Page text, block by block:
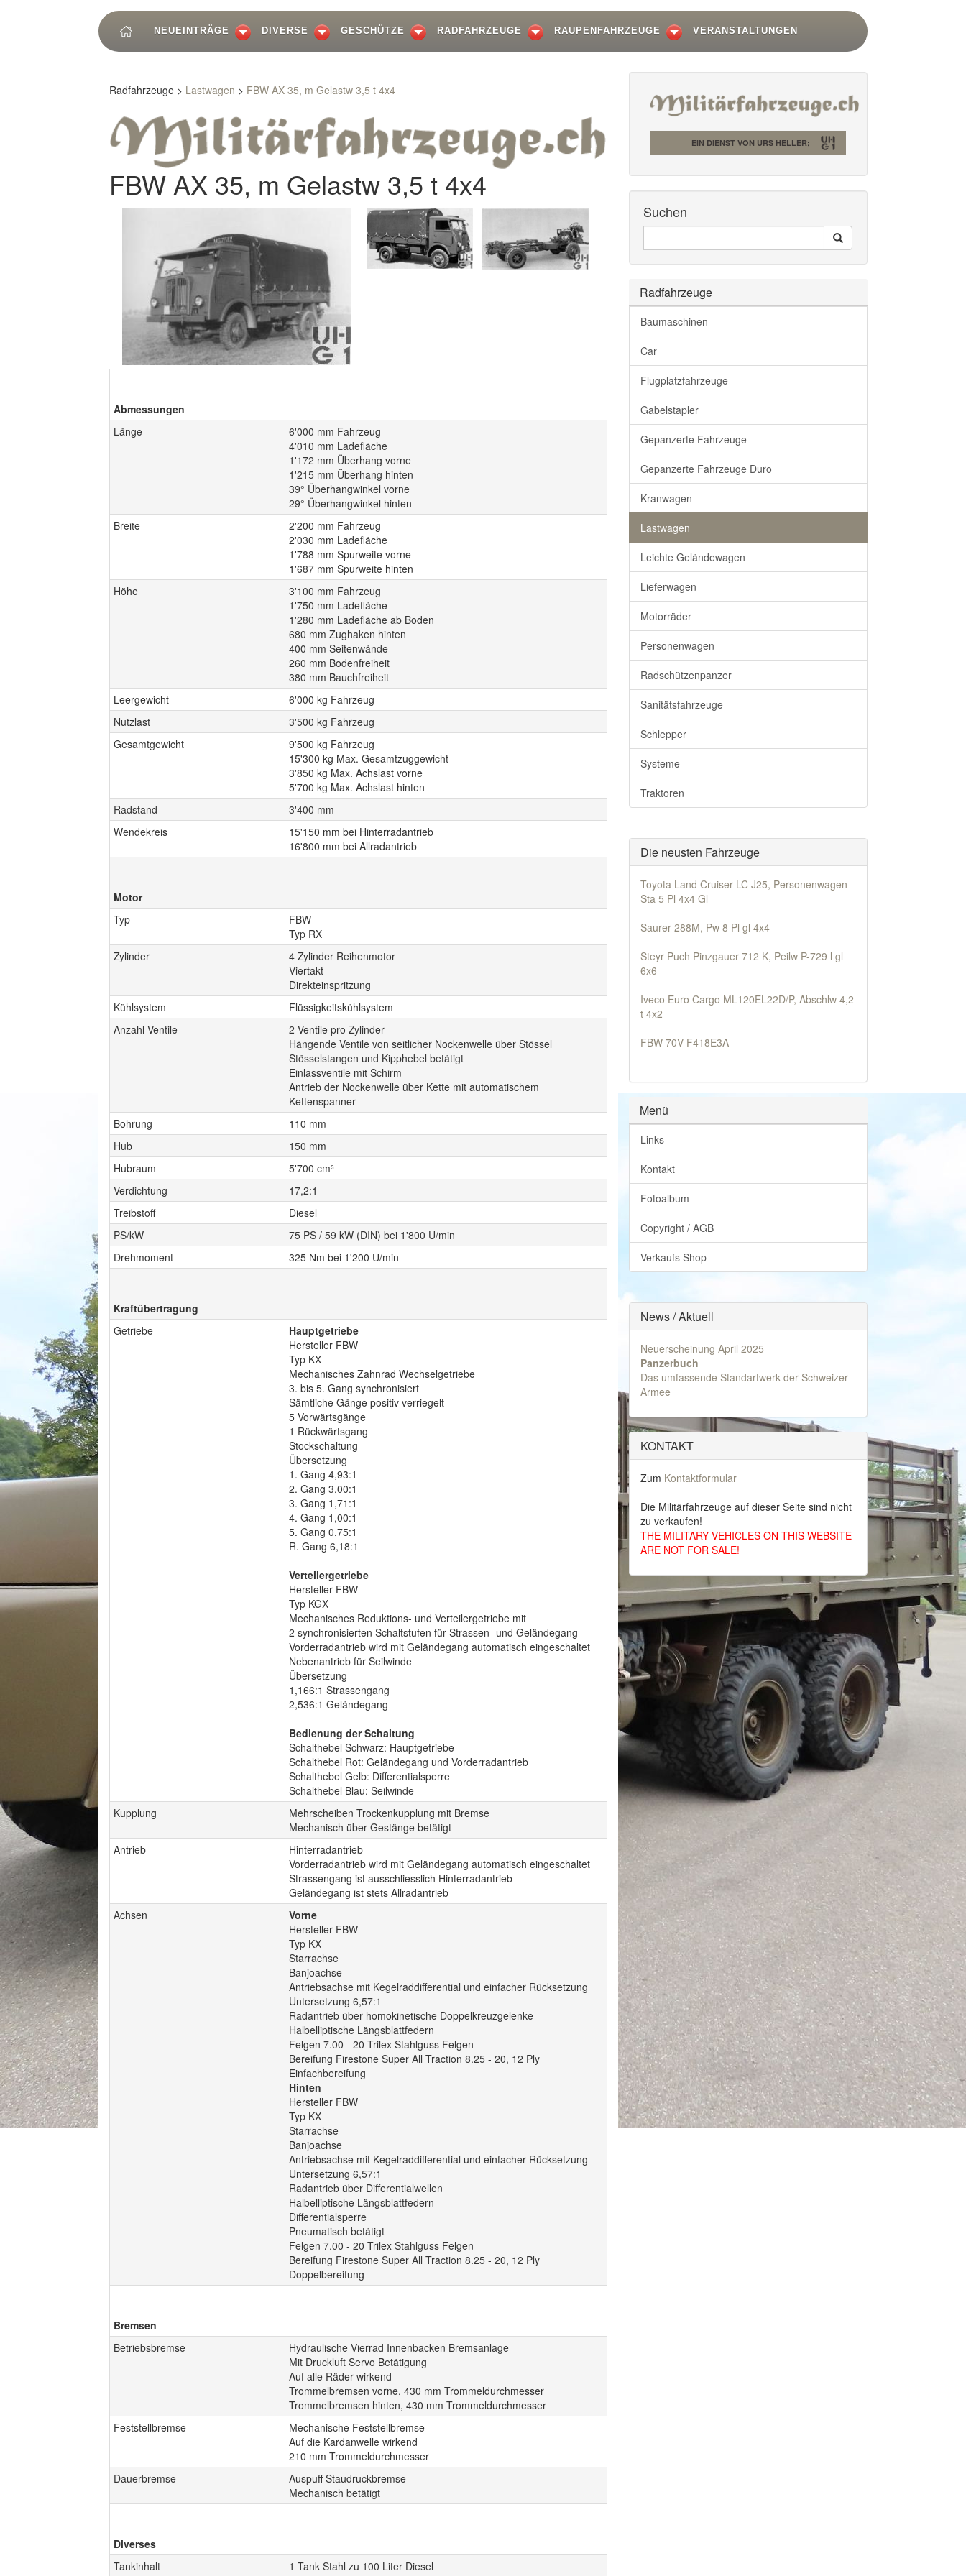
NEUEINTRÄGE DIVERSE GESCHÜTZE RADFAHRZEUGE RAUPENFAHRZEUGE VERANSTALTUNGEN
Radfahrzeuge > Lastwagen > FBW AX 35, m Gelastw 3,5 t 4x4
FBW AX 35, m Gelastw 3,5 t 4x4
Abmessungen
Länge
6'000 mm Fahrzeug
4'010 mm Ladefläche
1'172 mm Überhang vorne
1'215 mm Überhang hinten
39° Überhangwinkel vorne
29° Überhangwinkel hinten
Breite
2'200 mm Fahrzeug
2'030 mm Ladefläche
1'788 mm Spurweite vorne
1'687 mm Spurweite hinten
Höhe
3'100 mm Fahrzeug
1'750 mm Ladefläche
1'280 mm Ladefläche ab Boden
680 mm Zughaken hinten
400 mm Seitenwände
260 mm Bodenfreiheit
380 mm Bauchfreiheit
Leergewicht
6'000 kg Fahrzeug
Nutzlast
3'500 kg Fahrzeug
Gesamtgewicht
9'500 kg Fahrzeug
15'300 kg Max. Gesamtzuggewicht
3'850 kg Max. Achslast vorne
5'700 kg Max. Achslast hinten
Radstand
3'400 mm
Wendekreis
15'150 mm bei Hinterradantrieb
16'800 mm bei Allradantrieb
Motor
Typ
FBW
Typ RX
Zylinder
4 Zylinder Reihenmotor
Viertakt
Direkteinspritzung
Kühlsystem
Flüssigkeitskühlsystem
Anzahl Ventile
2 Ventile pro Zylinder
Hängende Ventile von seitlicher Nockenwelle über Stössel
Stösselstangen und Kipphebel betätigt
Einlassventile mit Schirm
Antrieb der Nockenwelle über Kette mit automatischem
Kettenspanner
Bohrung
110 mm
Hub
150 mm
Hubraum
5'700 cm³
Verdichtung
17,2:1
Treibstoff
Diesel
PS/kW
75 PS / 59 kW (DIN) bei 1'800 U/min
Drehmoment
325 Nm bei 1'200 U/min
Kraftübertragung
Getriebe
Hauptgetriebe
Hersteller FBW
Typ KX
Mechanisches Zahnrad Wechselgetriebe
3. bis 5. Gang synchronisiert
Sämtliche Gänge positiv verriegelt
5 Vorwärtsgänge
1 Rückwärtsgang
Stockschaltung
Übersetzung
1. Gang 4,93:1
2. Gang 3,00:1
3. Gang 1,71:1
4. Gang 1,00:1
5. Gang 0,75:1
R. Gang 6,18:1
Verteilergetriebe
Hersteller FBW
Typ KGX
Mechanisches Reduktions- und Verteilergetriebe mit
2 synchronisierten Schaltstufen für Strassen- und Geländegang
Vorderradantrieb wird mit Geländegang automatisch eingeschaltet
Nebenantrieb für Seilwinde
Übersetzung
1,166:1 Strassengang
2,536:1 Geländegang
Bedienung der Schaltung
Schalthebel Schwarz: Hauptgetriebe
Schalthebel Rot: Geländegang und Vorderradantrieb
Schalthebel Gelb: Differentialsperre
Schalthebel Blau: Seilwinde
Kupplung
Mehrscheiben Trockenkupplung mit Bremse
Mechanisch über Gestänge betätigt
Antrieb
Hinterradantrieb
Vorderradantrieb wird mit Geländegang automatisch eingeschaltet
Strassengang ist ausschliesslich Hinterradantrieb
Geländegang ist stets Allradantrieb
Achsen
Vorne
Hersteller FBW
Typ KX
Starrachse
Banjoachse
Antriebsachse mit Kegelraddifferential und einfacher Rücksetzung
Untersetzung 6,57:1
Radantrieb über homokinetische Doppelkreuzgelenke
Halbelliptische Längsblattfedern
Felgen 7.00 - 20 Trilex Stahlguss Felgen
Bereifung Firestone Super All Traction 8.25 - 20, 12 Ply
Einfachbereifung
Hinten
Hersteller FBW
Typ KX
Starrachse
Banjoachse
Antriebsachse mit Kegelraddifferential und einfacher Rücksetzung
Untersetzung 6,57:1
Radantrieb über Differentialwellen
Halbelliptische Längsblattfedern
Differentialsperre
Pneumatisch betätigt
Felgen 7.00 - 20 Trilex Stahlguss Felgen
Bereifung Firestone Super All Traction 8.25 - 20, 12 Ply
Doppelbereifung
Bremsen
Betriebsbremse
Hydraulische Vierrad Innenbacken Bremsanlage
Mit Druckluft Servo Betätigung
Auf alle Räder wirkend
Trommelbremsen vorne, 430 mm Trommeldurchmesser
Trommelbremsen hinten, 430 mm Trommeldurchmesser
Feststellbremse
Mechanische Feststellbremse
Auf die Kardanwelle wirkend
210 mm Trommeldurchmesser
Dauerbremse
Auspuff Staudruckbremse
Mechanisch betätigt
Diverses
Tankinhalt
1 Tank Stahl zu 100 Liter Diesel
EIN DIENST VON URS HELLER;
Suchen
Durchsuchen
Search
Radfahrzeuge
Baumaschinen
Car
Flugplatzfahrzeuge
Gabelstapler
Gepanzerte Fahrzeuge
Gepanzerte Fahrzeuge Duro
Kranwagen
Lastwagen
Leichte Geländewagen
Lieferwagen
Motorräder
Personenwagen
Radschützenpanzer
Sanitätsfahrzeuge
Schlepper
Systeme
Traktoren
Die neusten Fahrzeuge
Toyota Land Cruiser LC J25, Personenwagen
Sta 5 Pl 4x4 Gl
Saurer 288M, Pw 8 Pl gl 4x4
Steyr Puch Pinzgauer 712 K, Peilw P-729 l gl
6x6
Iveco Euro Cargo ML120EL22D/P, Abschlw 4,2
t 4x2
FBW 70V-F418E3A
Menü
Links
Kontakt
Fotoalbum
Copyright / AGB
Verkaufs Shop
News / Aktuell
Neuerscheinung April 2025
Panzerbuch
Das umfassende Standartwerk der Schweizer
Armee
KONTAKT
Zum Kontaktformular
Die Militärfahrzeuge auf dieser Seite sind nicht
zu verkaufen!
THE MILITARY VEHICLES ON THIS WEBSITE
ARE NOT FOR SALE!